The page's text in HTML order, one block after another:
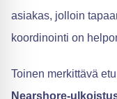
asiakas, jolloin
koordinointi on
Toinen merkittävä
Nearshore-